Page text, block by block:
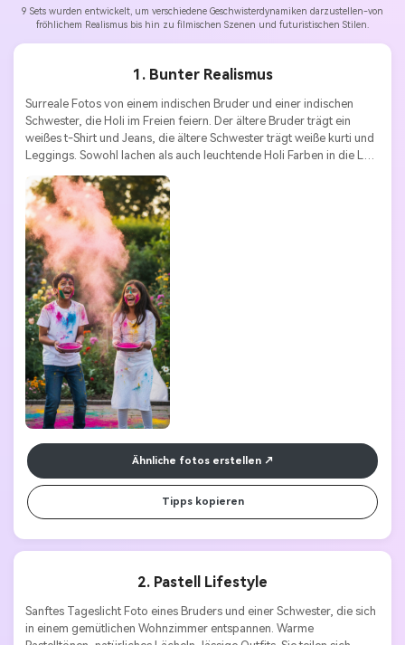
9 Sets wurden entwickelt, um verschiedene Geschwisterdynamiken darzustellen-von
fröhlichem Realismus bis hin zu filmischen Szenen und futuristischen Stilen.
1. Bunter Realismus
Surreale Fotos von einem indischen Bruder und einer indischen
Schwester, die Holi im Freien feiern. Der ältere Bruder trägt ein
weißes t-Shirt und Jeans, die ältere Schwester trägt weiße kurti und
Leggings. Sowohl lachen als auch leuchtende Holi Farben in die Luft
werfen. Lebendige Farbtöne, filmische Bewegungsunschärfe,
hochdetaillierte Texturen, ausdrucksstarke Gesichter, fröhliche
Geschwisterenergie, natürliche Gartenhintergründe.
Stile Schlüsselwörter:Bunter Realismus | festlich | energisch |
fröhlich | fotorealistisch
Ähnliche fotos erstellen
Tipps kopieren
2. Pastell Lifestyle
Sanftes Tageslicht Foto eines Bruders und einer Schwester, die sich
in einem gemütlichen Wohnzimmer entspannen. Warme